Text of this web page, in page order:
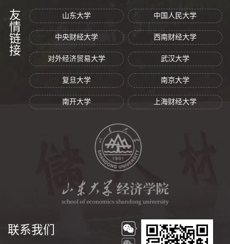
友情链接 山东大学 中国人民大学
中央财经大学 西南财经大学
对外经济贸易大学 武汉大学
复旦大学 南京大学
南开大学 上海财经大学
联系我们